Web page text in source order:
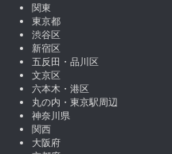
関東
東京都
渋谷区
新宿区
五反田・品川区
文京区
六本木・港区
丸の内・東京駅周辺
神奈川県
関西
大阪府